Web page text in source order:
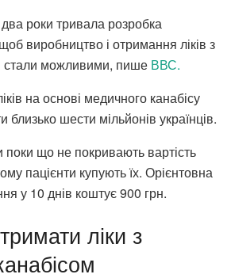
роки тривала розробка
виробництво і отримання ліків з
стали можливими, пише ВВС.
на основі медичного канабісу
близько шести мільйонів українців.
що не покривають вартість
пацієнти купують їх. Орієнтовна
у 10 днів коштує 900 грн.
ліки з